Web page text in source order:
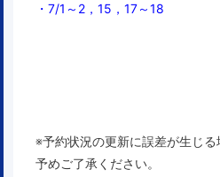
・7/1～2，15，17～18
※予約状況の更新に誤差が生じる
予めご了承ください。